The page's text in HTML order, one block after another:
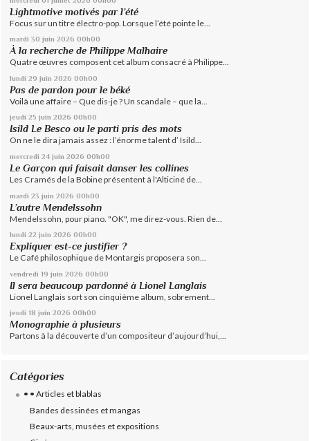
Lightmotive motivés par l’été
Focus sur un titre électro-pop. Lorsque l’été pointe le...
mardi 30 juin 2026 00h00
À la recherche de Philippe Malhaire
Quatre œuvres composent cet album consacré à Philippe...
lundi 29 juin 2026 00h00
Pas de pardon pour le béké
Voilà une affaire – Que dis-je ? Un scandale – que la...
jeudi 25 juin 2026 00h00
Isild Le Besco ou le parti pris des mots
On ne le dira jamais assez : l’énorme talent d’ Isild...
mercredi 24 juin 2026 00h00
Le Garçon qui faisait danser les collines
Les Cramés de la Bobine présentent à l'Alticiné de...
mardi 23 juin 2026 00h00
L’autre Mendelssohn
Mendelssohn, pour piano. "OK", me direz-vous. Rien de...
lundi 22 juin 2026 00h00
Expliquer est-ce justifier ?
Le Café philosophique de Montargis proposera son...
vendredi 19 juin 2026 00h00
Il sera beaucoup pardonné à Lionel Langlais
Lionel Langlais sort son cinquième album, sobrement...
jeudi 18 juin 2026 00h00
Monographie à plusieurs
Partons à la découverte d’un compositeur d’aujourd’hui,...
Catégories
• • Articles et blablas
Bandes dessinées et mangas
Beaux-arts, musées et expositions